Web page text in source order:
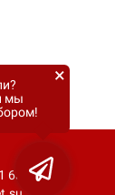
63
мы
×